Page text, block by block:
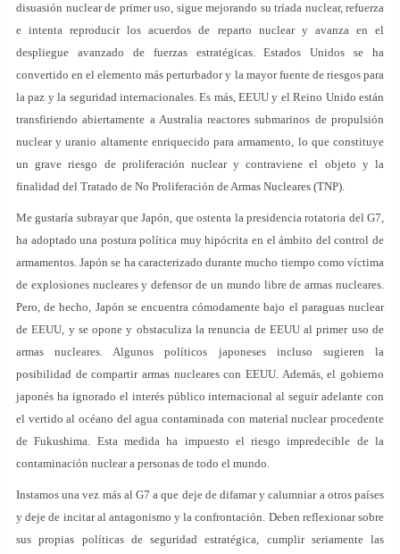
disuasión nuclear de primer uso, sigue mejorando su tríada nuclear, refuerza
e intenta reproducir los acuerdos de reparto nuclear y avanza en el
despliegue avanzado de fuerzas estratégicas. Estados Unidos se ha
convertido en el elemento más perturbador y la mayor fuente de riesgos para
la paz y la seguridad internacionales. Es más, EEUU y el Reino Unido están
transfiriendo abiertamente a Australia reactores submarinos de propulsión
nuclear y uranio altamente enriquecido para armamento, lo que constituye
un grave riesgo de proliferación nuclear y contraviene el objeto y la
finalidad del Tratado de No Proliferación de Armas Nucleares (TNP).
Me gustaría subrayar que Japón, que ostenta la presidencia rotatoria del G7,
ha adoptado una postura política muy hipócrita en el ámbito del control de
armamentos. Japón se ha caracterizado durante mucho tiempo como víctima
de explosiones nucleares y defensor de un mundo libre de armas nucleares.
Pero, de hecho, Japón se encuentra cómodamente bajo el paraguas nuclear
de EEUU, y se opone y obstaculiza la renuncia de EEUU al primer uso de
armas nucleares. Algunos políticos japoneses incluso sugieren la
posibilidad de compartir armas nucleares con EEUU. Además, el gobierno
japonés ha ignorado el interés público internacional al seguir adelante con
el vertido al océano del agua contaminada con material nuclear procedente
de Fukushima. Esta medida ha impuesto el riesgo impredecible de la
contaminación nuclear a personas de todo el mundo.
Instamos una vez más al G7 a que deje de difamar y calumniar a otros países
y deje de incitar al antagonismo y la confrontación. Deben reflexionar sobre
sus propias políticas de seguridad estratégica, cumplir seriamente las